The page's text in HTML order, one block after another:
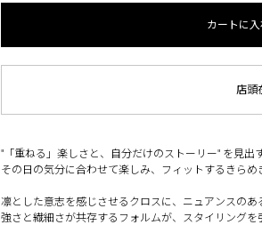
カートに入
店頭
"「重ねる」楽しさと、自分だけのストーリー" を見出
その日の気分に合わせて楽しみ、フィットするきらめ
凛とした意志を感じさせるクロスに、ニュアンスのあ
強さと繊細さが共存するフォルムが、スタイリングを